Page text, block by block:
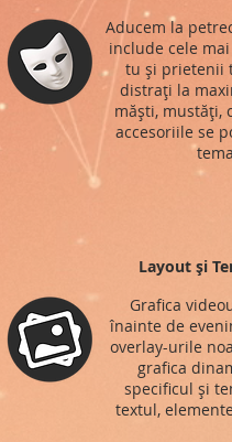
Aducem la
include cele
tu și prietenii
distrați la
măști, mustăți,
accesoriile se
Layout și
Grafica
înainte de
overlay-urile
grafica
specificul și
textul,